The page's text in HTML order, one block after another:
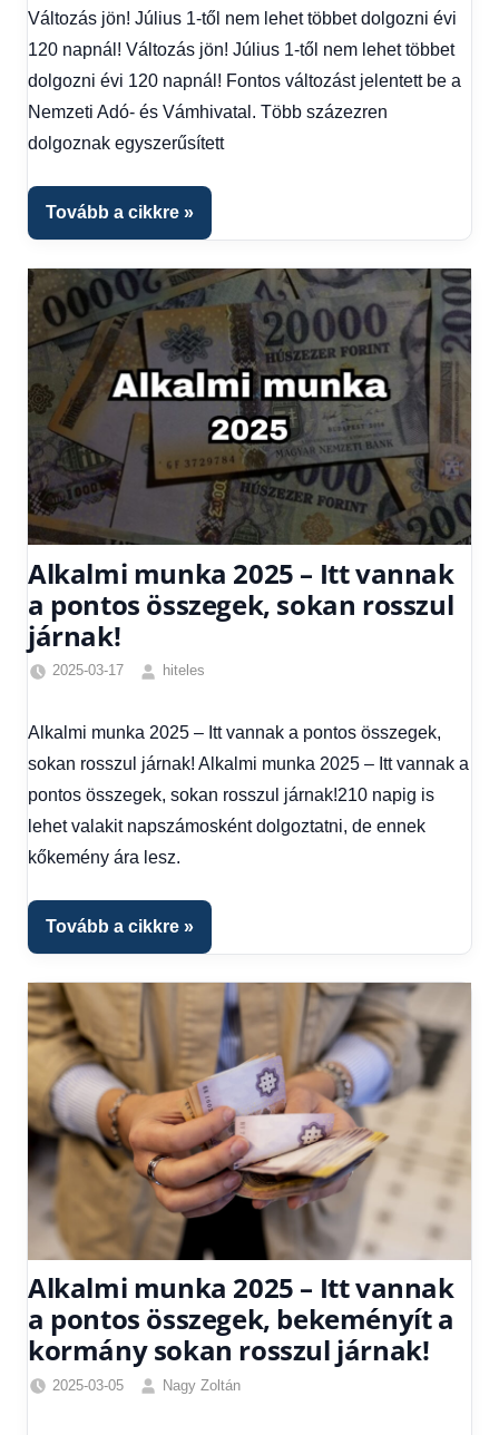
hírek ,
Hírek,
Hírek
Hitel
Változás jön! Július 1-től nem lehet többet dolgozni évi
120 napnál! Változás jön! Július 1-től nem lehet többet
dolgozni évi 120 napnál! Fontos változást jelentett be a
Nemzeti Adó- és Vámhivatal. Több százezren
dolgoznak egyszerűsített
Tovább a cikkre
Alkalmi munka 2025 – Itt vannak
a pontos összegek, sokan rosszul
járnak!
2025-03-17
hiteles
Hírek,
Hírek
1
kézből
Alkalmi munka 2025 – Itt vannak a pontos összegek,
sokan rosszul járnak! Alkalmi munka 2025 – Itt vannak a
pontos összegek, sokan rosszul járnak!210 napig is
lehet valakit napszámosként dolgoztatni, de ennek
kőkemény ára lesz.
Tovább a cikkre
Alkalmi munka 2025 – Itt vannak
a pontos összegek, bekeményít a
kormány sokan rosszul járnak!
2025-03-05
Nagy Zoltán